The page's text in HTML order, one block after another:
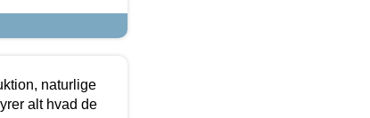
naturlige
alt hvad de